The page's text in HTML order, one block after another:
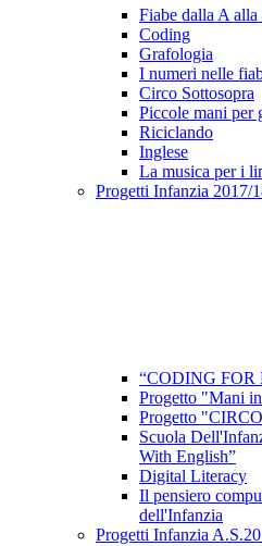
Fiabe dalla A alla
Coding
Grafologia
I numeri nelle
Circo Sottosopra
Piccole mani per
Riciclando
Inglese
La musica per i
Progetti Infanzia 2017/
“CODING FOR
Progetto "Mani
Progetto
Scuola
With English”
Digital Literacy
Il pensiero
dell'Infanzia
Progetti Infanzia